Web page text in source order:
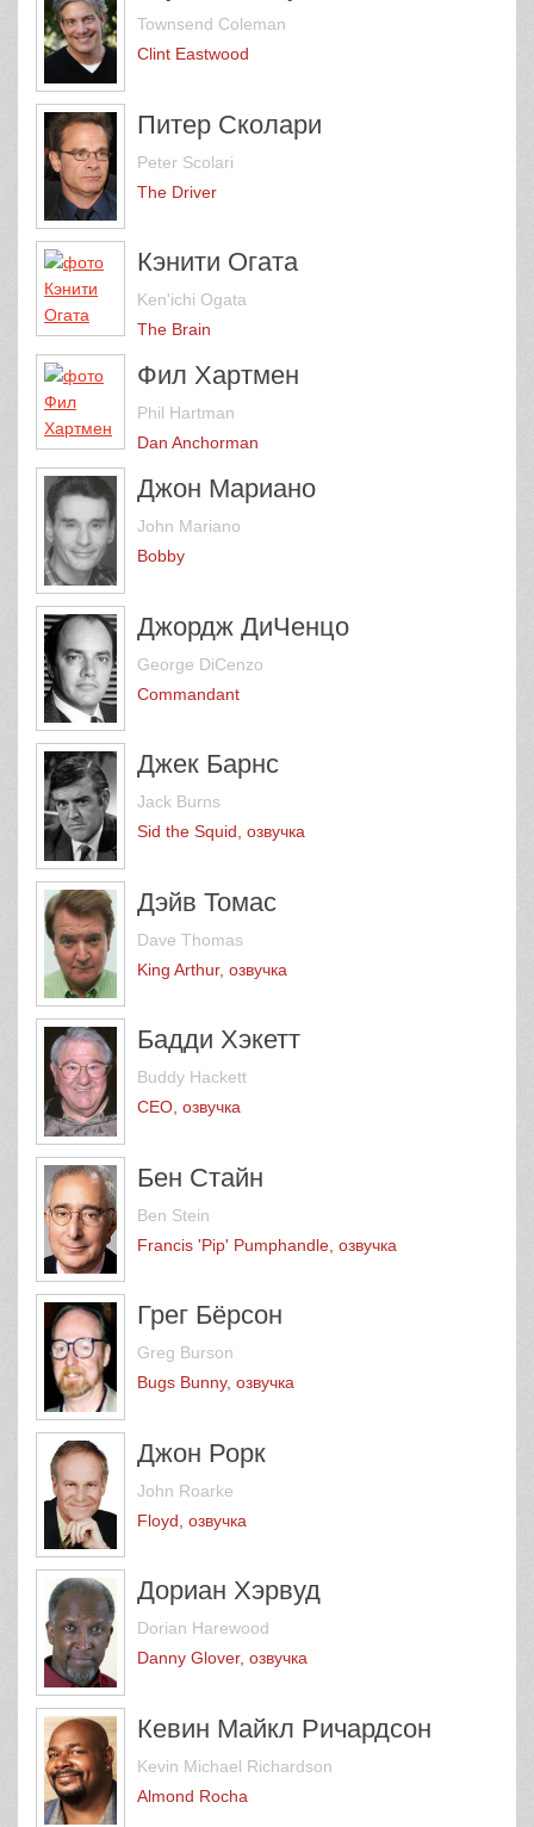
Townsend Coleman
Clint Eastwood
Питер Сколари
Peter Scolari
The Driver
Кэнити Огата
Ken'ichi Ogata
The Brain
Фил Хартмен
Phil Hartman
Dan Anchorman
Джон Мариано
John Mariano
Bobby
Джордж ДиЧенцо
George DiCenzo
Commandant
Джек Барнс
Jack Burns
Sid the Squid, озвучка
Дэйв Томас
Dave Thomas
King Arthur, озвучка
Бадди Хэкетт
Buddy Hackett
CEO, озвучка
Бен Стайн
Ben Stein
Francis 'Pip' Pumphandle, озвучка
Грег Бёрсон
Greg Burson
Bugs Bunny, озвучка
Джон Рорк
John Roarke
Floyd, озвучка
Дориан Хэрвуд
Dorian Harewood
Danny Glover, озвучка
Кевин Майкл Ричардсон
Kevin Michael Richardson
Almond Rocha